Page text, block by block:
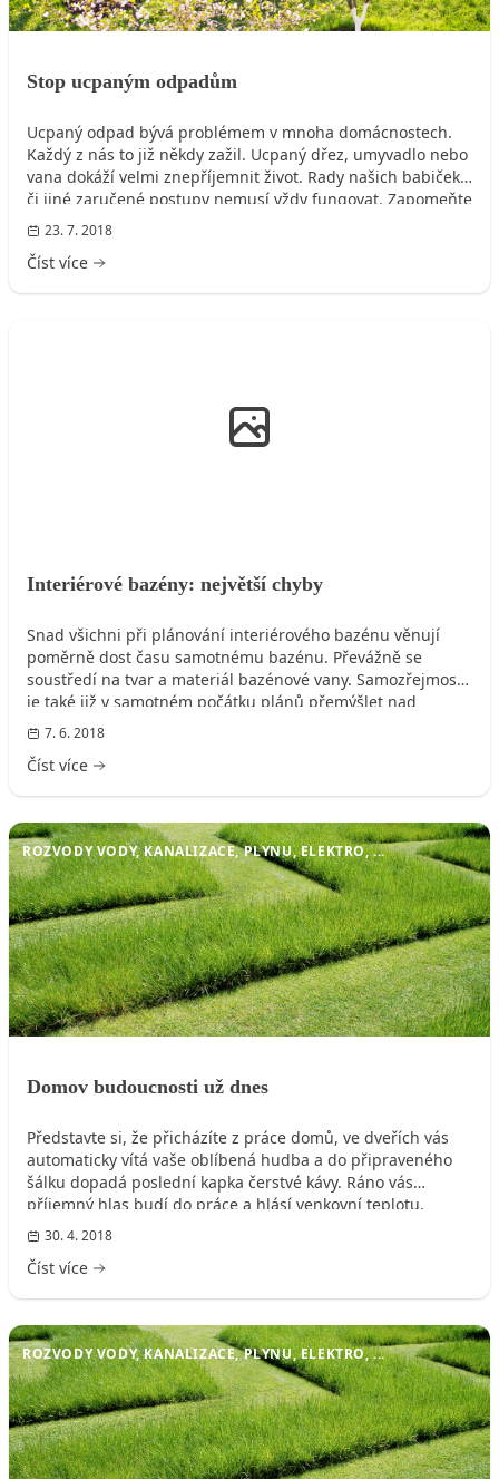
Stop ucpaným odpadům
Ucpaný odpad bývá problémem v mnoha domácnostech.
Každý z nás to již někdy zažil. Ucpaný dřez, umyvadlo nebo
vana dokáží velmi znepříjemnit život. Rady našich babiček
či jiné zaručené postupy nemusí vždy fungovat. Zapomeňte
na mechanické zvony a ruční pumpičky.
23. 7. 2018
Číst více
Interiérové bazény: největší chyby
Snad všichni při plánování interiérového bazénu věnují
poměrně dost času samotnému bazénu. Převážně se
soustředí na tvar a materiál bazénové vany. Samozřejmostí
je také již v samotném počátku plánů přemýšlet nad
technologií čištění vody. Nezapomínáme ani na styl a
úrazu, je řešení péče o klima.
7. 6. 2018
Číst více
ROZVODY VODY, KANALIZACE, PLYNU, ELEKTRO, ...
Domov budoucnosti už dnes
Představte si, že přicházíte z práce domů, ve dveřích vás
automaticky vítá vaše oblíbená hudba a do připraveného
šálku dopadá poslední kapka čerstvé kávy. Ráno vás
příjemný hlas budí do práce a hlásí venkovní teplotu,
přičemž tu vnitřní si reguluje sám. Šetříte na energiích,
kvalitním vnitřním prostředím…
30. 4. 2018
Číst více
ROZVODY VODY, KANALIZACE, PLYNU, ELEKTRO, ...